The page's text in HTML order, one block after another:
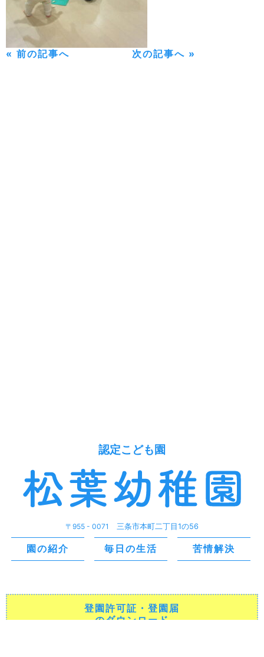
« 前の記事へ 次の記事へ »
認定こども園
〒955 - 0071 三条市本町二丁目1の56
園の紹介 毎日の生活 苦情解決
登園許可証・登園届
のダウンロード